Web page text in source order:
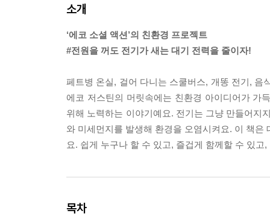
소개
‘에코 소셜 액션’의 친환경 프로젝트
#전원을 꺼도 전기가 새는 대기 전력을 줄이자!
페트병 온실, 걸어 다니는 스쿨버스, 개똥 전기,
에코 저스틴의 머릿속에는 친환경 아이디어가 가
위해 노력하는 이야기예요. 전기는 그냥 만들어지
와 미세먼지를 발생해 환경을 오염시켜요. 이 책
요. 쉽게 누구나 할 수 있고, 즐겁게 함께할 수 있고
목차